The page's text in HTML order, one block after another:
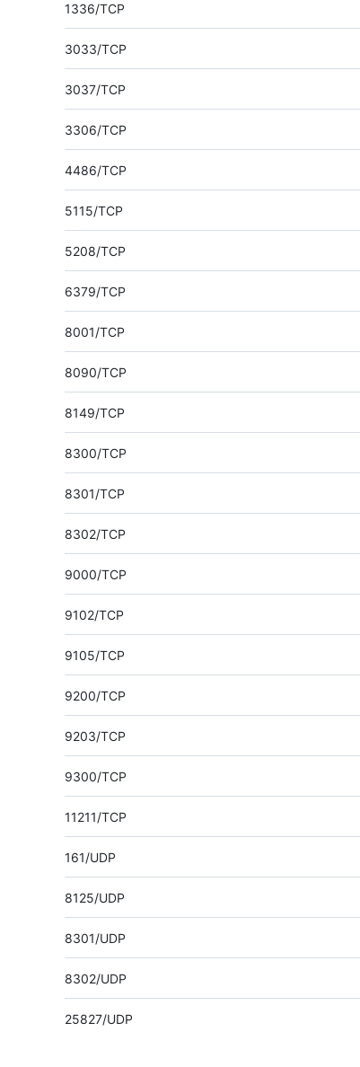
1336/TCP
3033/TCP
3037/TCP
3306/TCP
4486/TCP
5115/TCP
5208/TCP
6379/TCP
8001/TCP
8090/TCP
8149/TCP
8300/TCP
8301/TCP
8302/TCP
9000/TCP
9102/TCP
9105/TCP
9200/TCP
9203/TCP
9300/TCP
11211/TCP
161/UDP
8125/UDP
8301/UDP
8302/UDP
25827/UDP